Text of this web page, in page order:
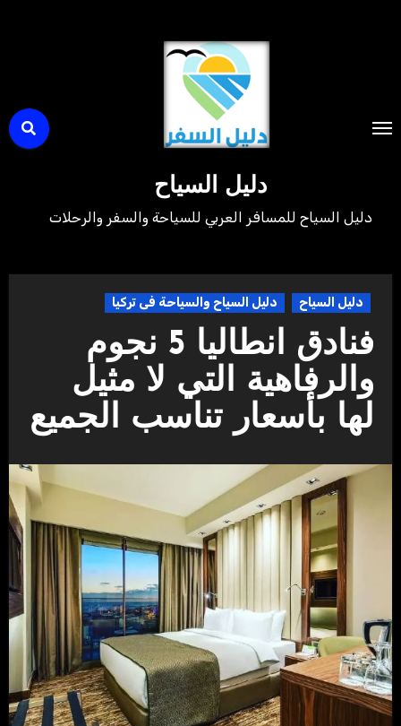
دليل السياح
دليل السياح للمسافر العربي للسياحة والسفر والرحلات
دليل السياح دليل السياح والسياحة فى تركيا
فنادق انطاليا 5 نجوم
والرفاهية التي لا مثيل
لها بأسعار تناسب الجميع